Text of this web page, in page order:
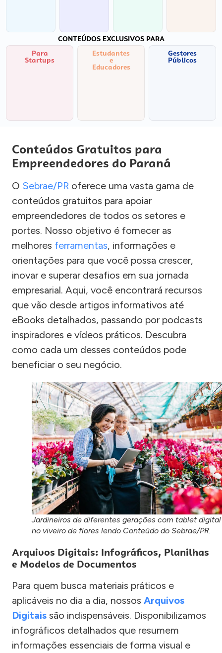
CONTEÚDOS EXCLUSIVOS PARA
Para
Startups
Estudantes
e
Educadores
Gestores
Públicos
Conteúdos Gratuitos para
Empreendedores do Paraná
O Sebrae/PR oferece uma vasta gama de
conteúdos gratuitos para apoiar
empreendedores de todos os setores e
portes. Nosso objetivo é fornecer as
melhores ferramentas, informações e
orientações para que você possa crescer,
inovar e superar desafios em sua jornada
empresarial. Aqui, você encontrará recursos
que vão desde artigos informativos até
eBooks detalhados, passando por podcasts
inspiradores e vídeos práticos. Descubra
como cada um desses conteúdos pode
beneficiar o seu negócio.
Jardineiros de diferentes gerações com tablet digital
no viveiro de flores lendo Conteúdo do Sebrae/PR.
Arquivos Digitais: Infográficos, Planilhas
e Modelos de Documentos
Para quem busca materiais práticos e
aplicáveis no dia a dia, nossos Arquivos
Digitais são indispensáveis. Disponibilizamos
infográficos detalhados que resumem
informações essenciais de forma visual e